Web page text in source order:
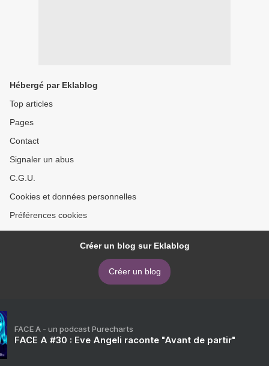
Hébergé par Eklablog
Top articles
Pages
Contact
Signaler un abus
C.G.U.
Cookies et données personnelles
Préférences cookies
Créer un blog sur Eklablog
Créer un blog
FACE A - un podcast Purecharts
FACE A #30 : Eve Angeli raconte "Avant de partir"